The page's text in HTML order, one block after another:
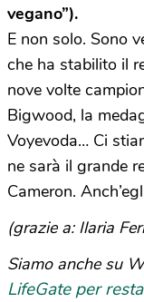
vegano”).
E non solo. Sono
che ha stabilito il
nove volte
Bigwood, la
Voyevoda… Ci
ne sarà il grande
Cameron.
(grazie a: Ilaria
Siamo anche su
LifeGate per